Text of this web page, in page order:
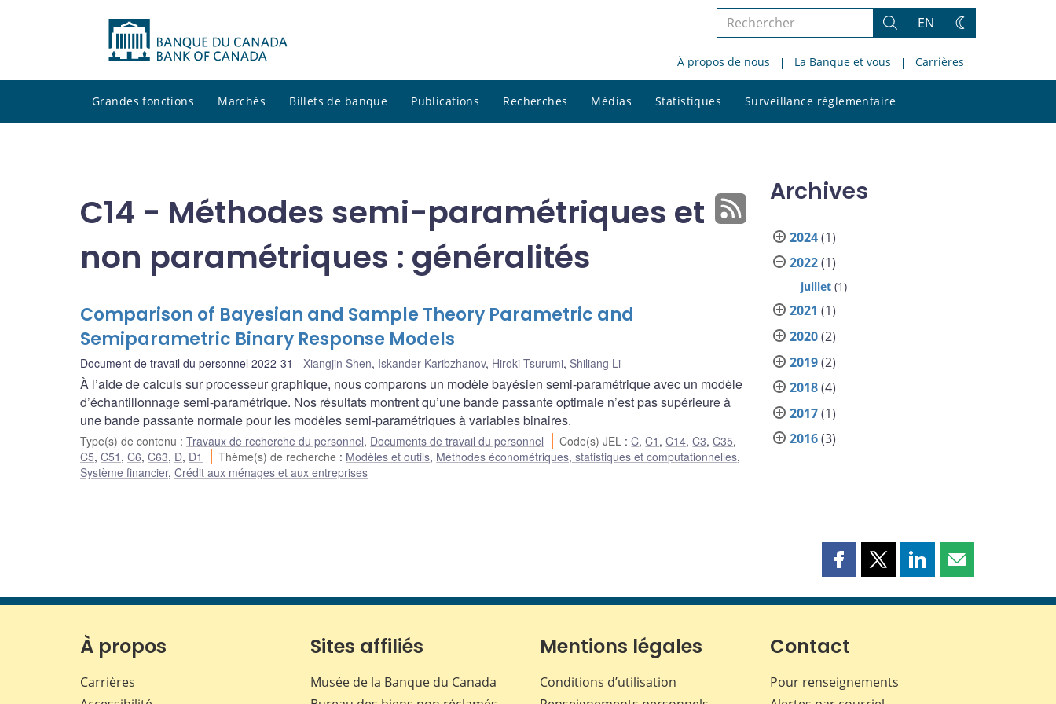
Rechercher
le
site
Rechercher
EN
Changez
thème
À propos de nous La Banque et vous Carrières
Grandes fonctions Marchés Billets de banque Publications Recherches Médias Statistiques Surveillance réglementaire
le
C14 - Méthodes semi-paramétriques et
non paramétriques : généralités
Comparison of Bayesian and Sample Theory Parametric and
Semiparametric Binary Response Models
Document de travail du personnel 2022-31 Xiangjin Shen, Iskander Karibzhanov, Hiroki Tsurumi, Shiliang Li
À l’aide de calculs sur processeur graphique, nous comparons un modèle bayésien semi-paramétrique avec un modèle
d’échantillonnage semi-paramétrique. Nos résultats montrent qu’une bande passante optimale n’est pas supérieure à
une bande passante normale pour les modèles semi-paramétriques à variables binaires.
Type(s) de contenu : Travaux de recherche du personnel, Documents de travail du personnel Code(s) JEL :C,C1 ,C14,C3,C35,
C5, C51 , C6, C63, D, D1 Thème(s) de recherche : Modèles et outils, Méthodes économétriques, statistiques et computationnelles,
Système financier, Crédit aux ménages et aux entreprises
Archives
2024(1)
2022(1)
juillet (1)
2021 (1)
2020(2)
2019(2)
2018(4)
2017(1)
2016(3)
Partager
page
Facebook
Partager
page
Partager
page
Partager
page
À propos
Carrières
Sites affiliés
Musée de la Banque du Canada
Mentions légales
Conditions d’utilisation
Contact
Pour renseignements